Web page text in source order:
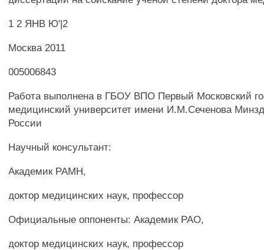
1 2 ЯНВ Ю'|2
Москва 2011
005006843
Работа выполнена в ГБОУ ВПО Первый Московский
медицинский университет имени И.М.Сеченова
России
Научный консультант:
Академик РАМН,
доктор медицинских наук, профессор
Официальные оппоненты: Академик РАО,
доктор медицинских наук, профессор